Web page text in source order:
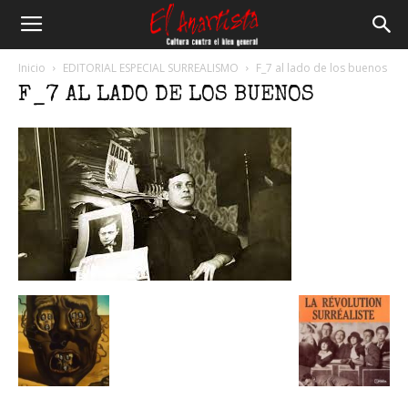
Anartista
Inicio EDITORIAL ESPECIAL SURREALISMO F_7 al lado de los buenos
F_7 AL LADO DE LOS BUENOS